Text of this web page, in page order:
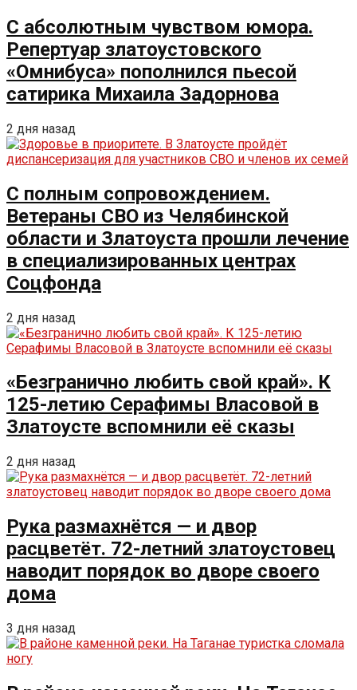
С абсолютным чувством юмора.
Репертуар златоустовского
«Омнибуса» пополнился пьесой
сатирика Михаила Задорнова
2 дня назад
С полным сопровождением.
Ветераны СВО из Челябинской
области и Златоуста прошли лечение
в специализированных центрах
Соцфонда
2 дня назад
«Безгранично любить свой край». К
125-летию Серафимы Власовой в
Златоусте вспомнили её сказы
2 дня назад
Рука размахнётся — и двор
расцветёт. 72-летний златоустовец
наводит порядок во дворе своего
дома
3 дня назад